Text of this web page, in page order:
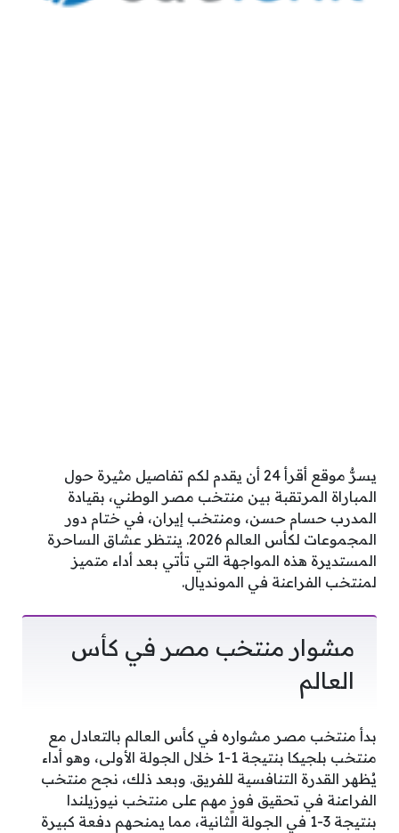
يسرُّ موقع أقرأ 24 أن يقدم لكم تفاصيل مثيرة حول
المباراة المرتقبة بين منتخب مصر الوطني، بقيادة
المدرب حسام حسن، ومنتخب إيران، في ختام دور
المجموعات لكأس العالم 2026. ينتظر عشاق الساحرة
المستديرة هذه المواجهة التي تأتي بعد أداء متميز
لمنتخب الفراعنة في المونديال.
مشوار منتخب مصر في كأس
العالم
بدأ منتخب مصر مشواره في كأس العالم بالتعادل مع
منتخب بلجيكا بنتيجة 1-1 خلال الجولة الأولى، وهو أداء
يُظهر القدرة التنافسية للفريق. وبعد ذلك، نجح منتخب
الفراعنة في تحقيق فوزٍ مهم على منتخب نيوزيلندا
بنتيجة 3-1 في الجولة الثانية، مما يمنحهم دفعة كبيرة